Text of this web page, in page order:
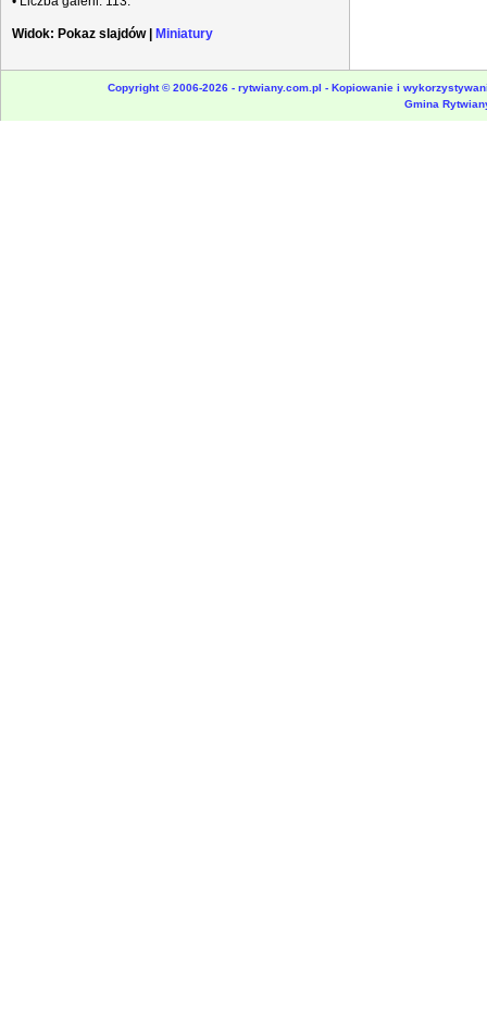
Widok: Pokaz slajdów| Miniatury
Copyright © 2006-2026 - rytwiany.com.pl - Kopiowanie i
Gmina